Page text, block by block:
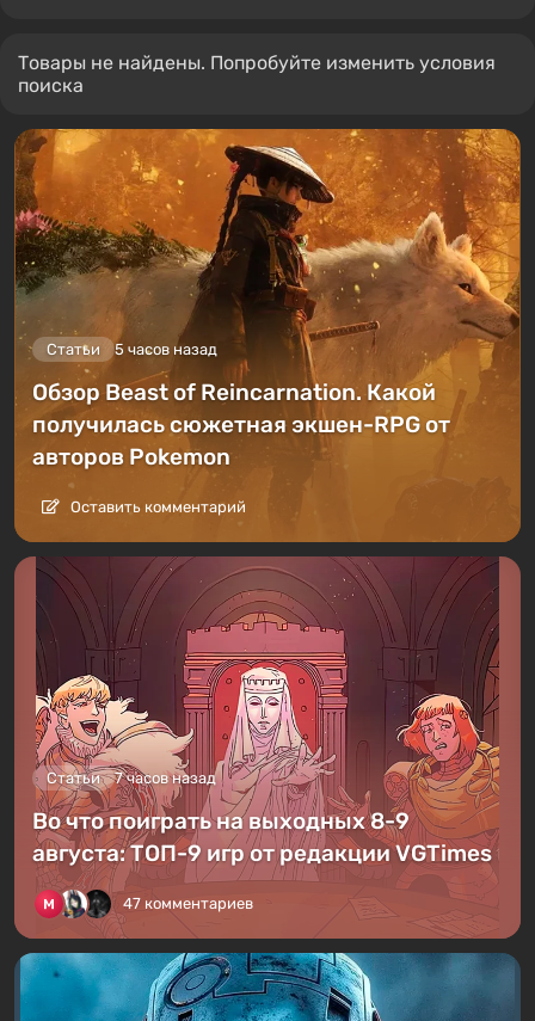
Товары не найдены. Попробуйте изменить условия
поиска
Статьи 5 часов назад
Обзор Beast of Reincarnation. Какой
получилась сюжетная экшен-RPG от
авторов Pokemon
Оставить комментарий
Статьи 7 часов назад
Во что поиграть на выходных 8-9
августа: ТОП-9 игр от редакции VGTimes
47 комментариев